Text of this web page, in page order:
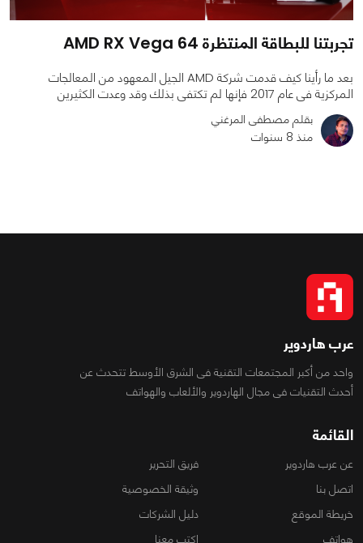
تجربتنا للبطاقة المنتظرة AMD RX Vega 64
بعد ما رأينا كيف قدمت شركة AMD الجيل المعهود من المعالجات
المركزية فى عام 2017 فإنها لم تكتفى بذلك وقد وعدت الكثيرين
بقلم مصطفى المرغني
منذ 8 سنوات
عرب هاردوير
واحد من أكبر المجتمعات التقنية فى الشرق الأوسط تتحدث عن
أحدث التقنيات فى مجال الهاردوير والألعاب والهواتف
القائمة
عن عرب هاردوير
فريق التحرير
اتصل بنا
وثيقة الخصوصية
خريطة الموقع
دليل الشركات
هواتف
اكتب معنا